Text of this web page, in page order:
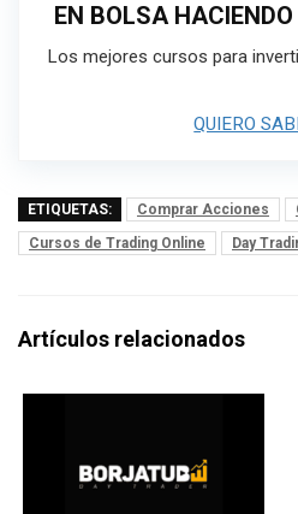
EN BOLSA
Los mejores cursos para
QUIERO
ETIQUETAS: Comprar Acciones
Cursos de Trading Online
Day
Artículos relacionados